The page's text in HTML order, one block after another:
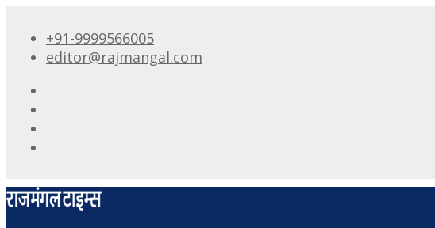
+91-9999566005
editor@rajmangal.com